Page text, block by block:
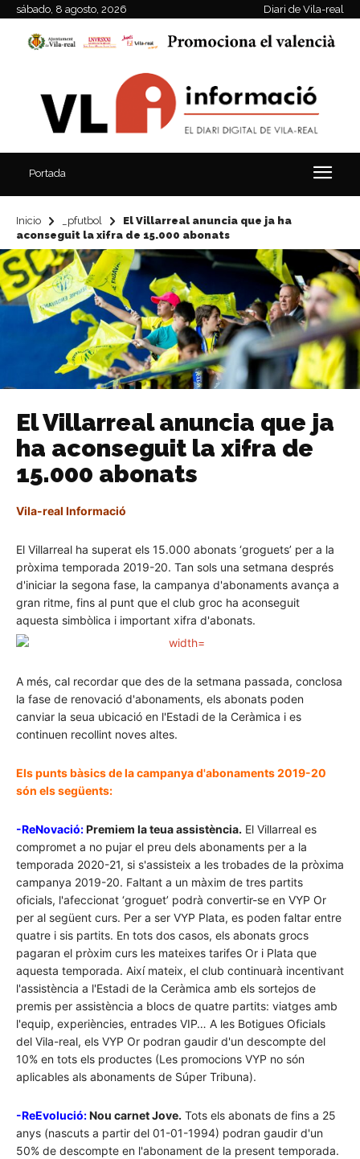
sábado, 8 agosto, 2026 Diari de Vila-real
Portada
Inicio _pfutbol
El Villarreal anuncia que ja ha
aconseguit la xifra de 15.000 abonats
El Villarreal anuncia que ja
ha aconseguit la xifra de
15.000 abonats
Vila-real Informació
El Villarreal ha superat els 15.000 abonats ‘groguets’ per a la
pròxima temporada 2019-20. Tan sols una setmana després
d'iniciar la segona fase, la campanya d'abonaments avança a
gran ritme, fins al punt que el club groc ha aconseguit
aquesta simbòlica i important xifra d'abonats.
A més, cal recordar que des de la setmana passada, conclosa
la fase de renovació d'abonaments, els abonats poden
canviar la seua ubicació en l'Estadi de la Ceràmica i es
continuen recollint noves altes.
Els punts bàsics de la campanya d'abonaments 2019-20
són els següents:
-ReNovació:Premiem la teua assistència. El Villarreal es
compromet a no pujar el preu dels abonaments per a la
temporada 2020-21, si s'assisteix a les trobades de la pròxima
campanya 2019-20. Faltant a un màxim de tres partits
oficials, l'afeccionat ‘groguet’ podrà convertir-se en VYP Or
per al següent curs. Per a ser VYP Plata, es poden faltar entre
quatre i sis partits. En tots dos casos, els abonats grocs
pagaran el pròxim curs les mateixes tarifes Or i Plata que
aquesta temporada. Així mateix, el club continuarà incentivant
l'assistència a l'Estadi de la Ceràmica amb els sortejos de
premis per assistència a blocs de quatre partits: viatges amb
l'equip, experiències, entrades VIP… A les Botigues Oficials
del Vila-real, els VYP Or podran gaudir d'un descompte del
10% en tots els productes (Les promocions VYP no són
aplicables als abonaments de Súper Tribuna).
-ReEvolució:Nou carnet Jove. Tots els abonats de fins a 25
anys (nascuts a partir del 01-01-1994) podran gaudir d'un
50% de descompte en l'abonament de la present temporada.